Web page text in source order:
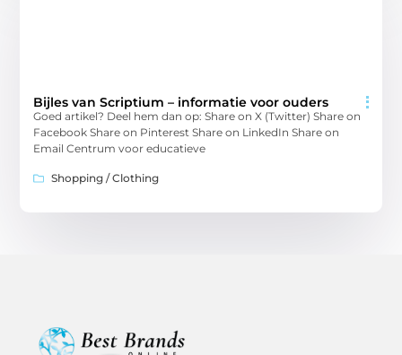
Bijles van Scriptium – informatie voor ouders
Goed artikel? Deel hem dan op: Share on X (Twitter) Share on
Facebook Share on Pinterest Share on LinkedIn Share on
Email Centrum voor educatieve
Shopping / Clothing